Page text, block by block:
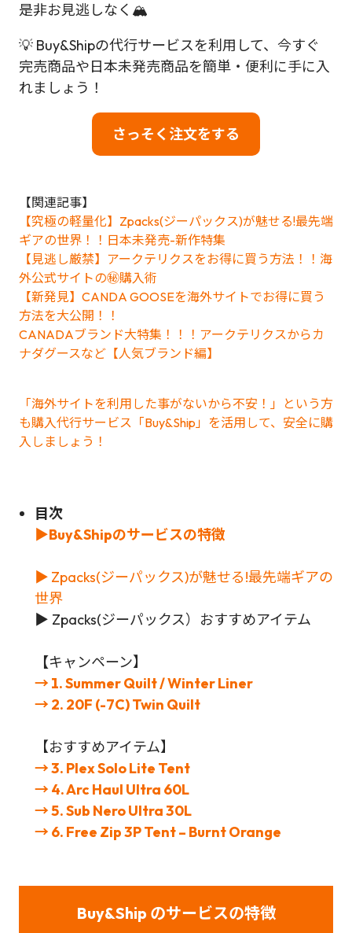
是非お見逃しなく🏔
💡 Buy&Shipの代行サービスを利用して、今すぐ
完売商品や日本未発売商品を簡単・便利に手に入
れましょう！
さっそく注文をする
【関連記事】
【究極の軽量化】Zpacks(ジーパックス)が魅せる!最先端
ギアの世界！！日本未発売-新作特集
【見逃し厳禁】アークテリクスをお得に買う方法！！海
外公式サイトの㊙購入術
【新発見】CANDA GOOSEを海外サイトでお得に買う
方法を大公開！！
CANADAブランド大特集！！！アークテリクスからカ
ナダグースなど【人気ブランド編】
「海外サイトを利用した事がないから不安！」という方
も購入代行サービス「Buy&Ship」を活用して、安全に購
入しましょう！
目次
▶Buy&Shipのサービスの特徴
▶ Zpacks(ジーパックス)が魅せる!最先端ギアの
世界
▶ Zpacks(ジーパックス）おすすめアイテム
【キャンペーン】
→ 1. Summer Quilt / Winter Liner
→ 2. 20F (-7C) Twin Quilt
【おすすめアイテム】
→ 3. Plex Solo Lite Tent
→ 4. Arc Haul Ultra 60L
→ 5. Sub Nero Ultra 30L
→ 6. Free Zip 3P Tent – Burnt Orange
Buy&Ship のサービスの特徴